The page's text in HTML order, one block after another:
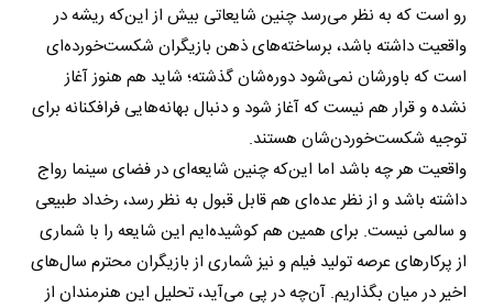
رو است که به نظر می‌رسد چنین شایعاتی بیش از این‌که ریشه در
واقعیت داشته باشد، برساخته‌های ذهن بازیگران شکست‌خورده‌ای
است که باورشان نمی‌شود دوره‌شان گذشته؛ شاید هم هنوز آغاز
نشده و قرار هم نیست که آغاز شود و دنبال بهانه‌هایی فرافکنانه برای
توجیه شکست‌خوردن‌شان هستند.
واقعیت هر چه باشد اما این‌که چنین شایعه‌ای در فضای سینما رواج
داشته باشد و از نظر عده‌ای هم قابل قبول به نظر رسد، رخداد طبیعی
و سالمی نیست. برای همین هم کوشیده‌ایم این شایعه را با شماری
از پرکارهای عرصه تولید فیلم و نیز شماری از بازیگران محترم سال‌های
اخیر در میان بگذاریم. آن‌چه در پی می‌آید، تحلیل این هنرمندان از